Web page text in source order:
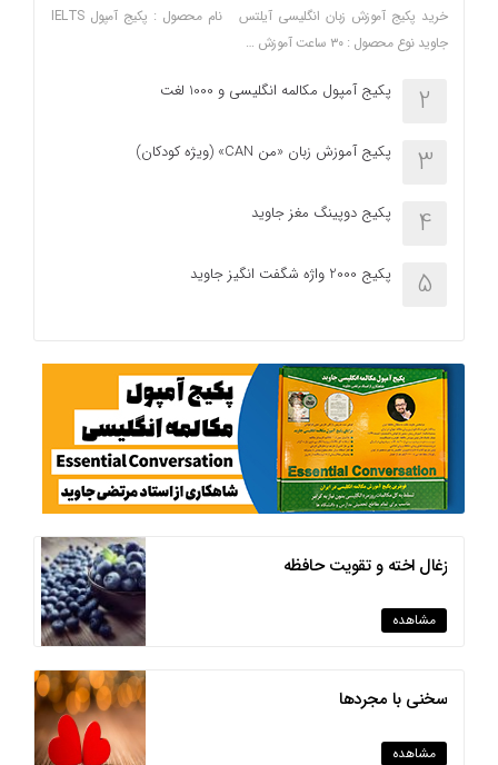
خرید پکیج آموزش زبان انگلیسی آیلتس نام محصول : پکیج آمپول IELTS
جاوید نوع محصول : ۳۰ ساعت آموزش …
2 پکیج آمپول مکالمه انگلیسی و 1000 لغت
3 پکیج آموزش زبان «من CAN» (ویژه کودکان)
4 پکیج دوپینگ مغز جاوید
5 پکیج 2000 واژه شگفت انگیز جاوید
زغال اخته و تقویت حافظه
مشاهده
سخنی با مجردها
مشاهده